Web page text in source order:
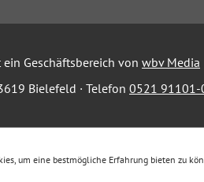
ein Geschäftsbereich von wbv Media
Bielefeld · Telefon 0521 91101-
um eine bestmögliche Erfahrung bieten zu